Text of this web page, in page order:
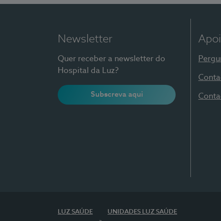
Newsletter
Quer receber a newsletter do
Hospital da Luz?
Subscreva aqui
LUZ SAÚDE UNIDADES LUZ SAÚDE